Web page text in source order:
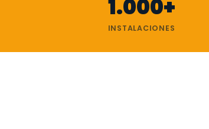
1.000+
INSTALACIONES